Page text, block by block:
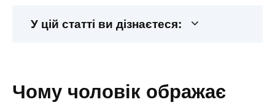
У цій статті ви дізнаєтеся:
чому чоловік ображає